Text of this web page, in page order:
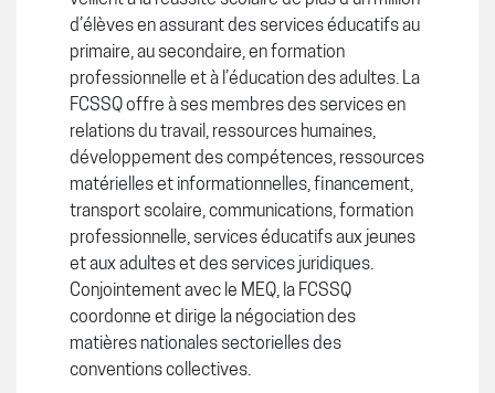
d’élèves en assurant des services éducatifs au
primaire, au secondaire, en formation
professionnelle et à l’éducation des adultes. La
FCSSQ offre à ses membres des services en
relations du travail, ressources humaines,
développement des compétences, ressources
matérielles et informationnelles, financement,
transport scolaire, communications, formation
professionnelle, services éducatifs aux jeunes
et aux adultes et des services juridiques.
Conjointement avec le MEQ, la FCSSQ
coordonne et dirige la négociation des
matières nationales sectorielles des
conventions collectives.